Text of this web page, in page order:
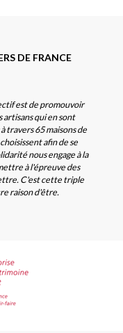
DE FRANCE
est de promouvoir
artisans qui en sont
travers 65 maisons de
afin de se
nous engage à la
à l'épreuve des
C'est cette triple
raison d'être.